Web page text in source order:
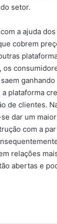
do setor.
a ajuda
cobrem
os
a plataforma
de clientes.
dar um
com a
relações
abertas e